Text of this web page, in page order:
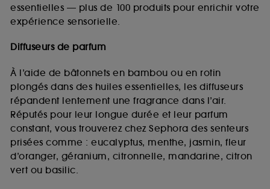
essentielles — plus de 100 produits pour enrichir votre
expérience sensorielle.
Diffuseurs de parfum
À l’aide de bâtonnets en bambou ou en rotin
plongés dans des huiles essentielles, les diffuseurs
répandent lentement une fragrance dans l’air.
Réputés pour leur longue durée et leur parfum
constant, vous trouverez chez Sephora des senteurs
prisées comme : eucalyptus, menthe, jasmin, fleur
d’oranger, géranium, citronnelle, mandarine, citron
vert ou basilic.